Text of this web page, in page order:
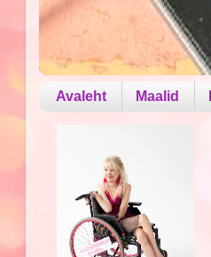
Avaleht Maalid